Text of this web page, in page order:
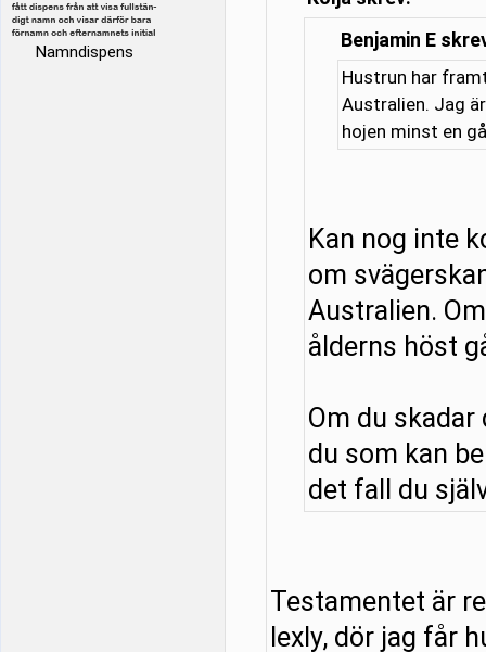
Namndispens
Benjamin E
Hustrun har
Australien. Jag
hojen minst en
Kan nog inte
om
Australien.
ålderns höst
Om du
du som kan
det fall du
Testamentet är
lexly, dör jag får